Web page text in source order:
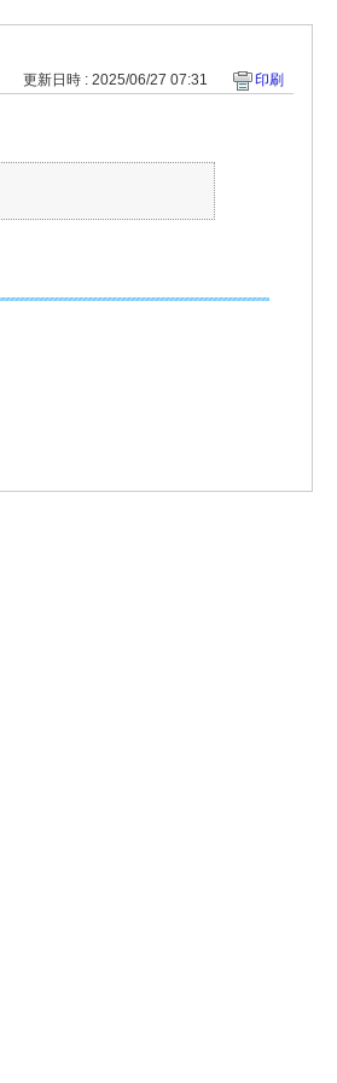
更新日時 : 2025/06/27 07:31 印刷